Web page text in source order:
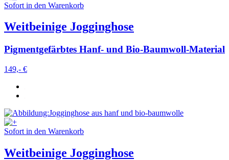
Sofort in den Warenkorb
Weitbeinige Jogginghose
Pigmentgefärbtes Hanf- und Bio-Baumwoll-Material
149,- €
Sofort in den Warenkorb
Weitbeinige Jogginghose